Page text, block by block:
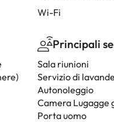
Wi-Fi
Principali
Sala riunioni
Servizio di
Autonoleggio
Camera Lugagge
Porta uomo